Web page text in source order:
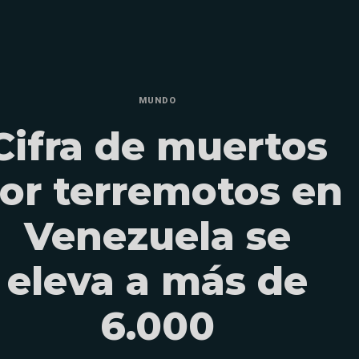
MUNDO
de muertos
terremotos en
Venezuela se
eleva a más de
6.000